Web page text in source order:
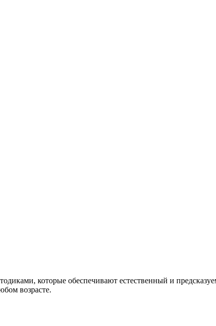
которые обеспечивают естественный и
возрасте.